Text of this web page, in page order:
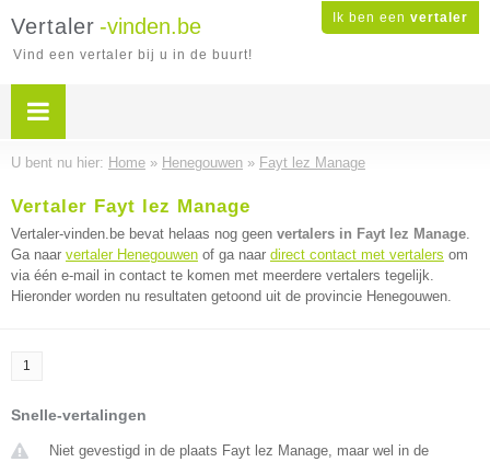
Ik ben een vertaler
Vertaler -vinden.be
Vind een vertaler bij u in de buurt!
U bent nu hier: Home » Henegouwen » Fayt lez Manage
Vertaler Fayt lez Manage
Vertaler-vinden.be bevat helaas nog geen vertalers in Fayt lez Manage.
Ga naar vertaler Henegouwen of ga naar direct contact met vertalers om
via één e-mail in contact te komen met meerdere vertalers tegelijk.
Hieronder worden nu resultaten getoond uit de provincie Henegouwen.
1
Snelle-vertalingen
Niet gevestigd in de plaats Fayt lez Manage, maar wel in de